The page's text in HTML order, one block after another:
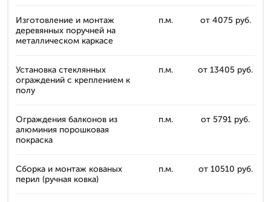
Изготовление и монтаж
деревянных поручней на
металлическом каркасе
п.м. от 4075 руб.
Установка стеклянных
ограждений с креплением к
полу
п.м. от 13405 руб.
Ограждения балконов из
алюминия порошковая
покраска
п.м. от 5791 руб.
Сборка и монтаж кованых
перил (ручная ковка)
п.м. от 10510 руб.